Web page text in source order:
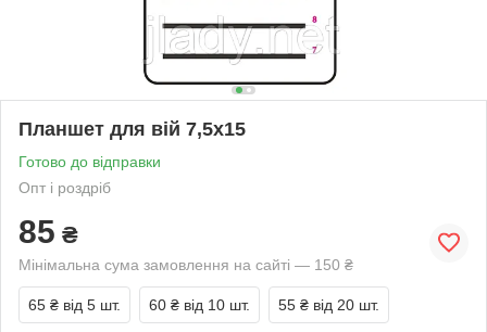
Планшет для вій 7,5х15
Готово до відправки
Опт і роздріб
85 ₴
Мінімальна сума замовлення на сайті — 150 ₴
65 ₴ від 5 шт. 60 ₴ від 10 шт. 55 ₴ від 20 шт.